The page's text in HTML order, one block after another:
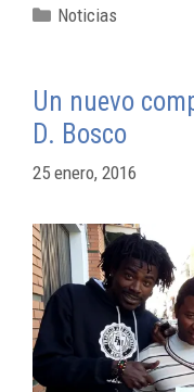
Noticias
Un nuevo
D. Bosco
25 enero, 2016